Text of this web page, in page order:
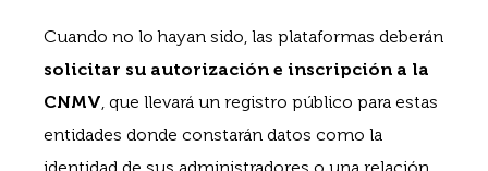
Cuando no lo hayan sido, las plataformas deberán
solicitar su autorización e inscripción a la
CNMV , que llevará un registro público para estas
entidades donde constarán datos como la
identidad de sus administradores o una relación